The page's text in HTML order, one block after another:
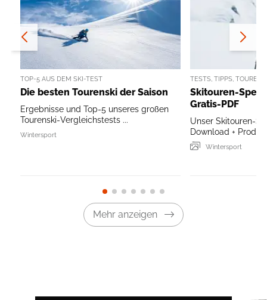
TOP-5 AUS DEM SKI-TEST
Die besten Tourenski der Saison
Ergebnisse und Top-5 unseres großen
Tourenski-Vergleichstests ...
Wintersport
TESTS, TIPPS, TOUREN
Skitouren-
Gratis-PDF
Unser Skitouren-
Download +
Wintersport
Mehr anzeigen